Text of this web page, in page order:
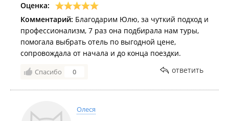
Оценка:
Комментарий: Благодарим Юлю, за чуткий подход и
профессионализм, 7 раз она подбирала нам туры,
помогала выбрать отель по выгодной цене,
сопровождала от начала и до конца поездки.
Спасибо 0 ответить
Олеся